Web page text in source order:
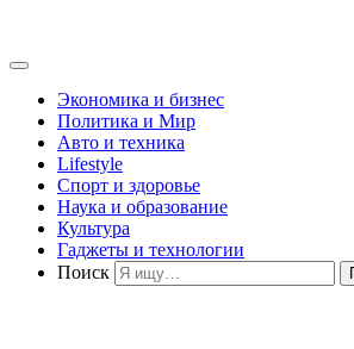
Экономика и бизнес
Политика и Мир
Авто и техника
Lifestyle
Спорт и здоровье
Наука и образование
Культура
Гаджеты и технологии
Поиск